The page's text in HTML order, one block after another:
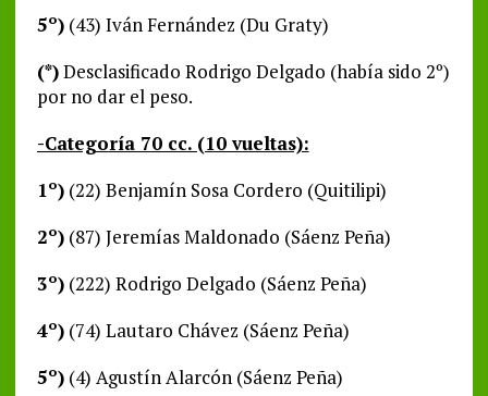
5º)(43) Iván Fernández (Du Graty)
(*)Desclasificado Rodrigo Delgado (había sido 2º)
por no dar el peso.
-Categoría 70 cc. (10 vueltas):
1º)(22) Benjamín Sosa Cordero (Quitilipi)
2º)(87) Jeremías Maldonado (Sáenz Peña)
3º)(222) Rodrigo Delgado (Sáenz Peña)
4º)(74) Lautaro Chávez (Sáenz Peña)
5º)(4) Agustín Alarcón (Sáenz Peña)